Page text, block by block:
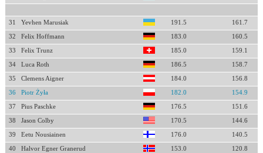
31 Yevhen Marusiak 191.5 161.7
32 Felix Hoffmann 183.0 160.5
33 Felix Trunz 185.0 159.1
34 Luca Roth 186.5 158.7
35 Clemens Aigner 184.0 156.8
36 Piotr Żyła 182.0 154.9
37 Pius Paschke 176.5 151.6
38 Jason Colby 170.5 144.6
39 Eetu Nousiainen 176.0 140.5
40 Halvor Egner Granerud 153.0 120.8